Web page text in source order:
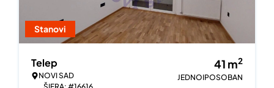
Stanovi
Telep
NOVI SAD
41 m2
JEDNOIPOSOBAN